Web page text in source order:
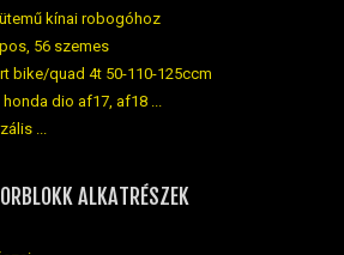
kínai robogóhoz
56 szemes
bike/quad 4t 50-110-125ccm
dio af17, af18 ...
...
ALKATRÉSZEK